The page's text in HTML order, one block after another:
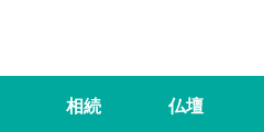
相続 仏壇